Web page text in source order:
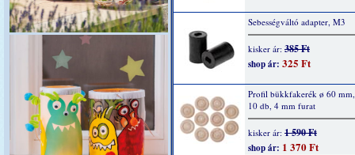
Sebességváltó adapter, M3
kisker ár: 385 Ft
shop ár: 325 Ft
Profil bükkfakerék ø 60
10 db, 4 mm furat
kisker ár: 1 590 Ft
shop ár: 1 370 Ft